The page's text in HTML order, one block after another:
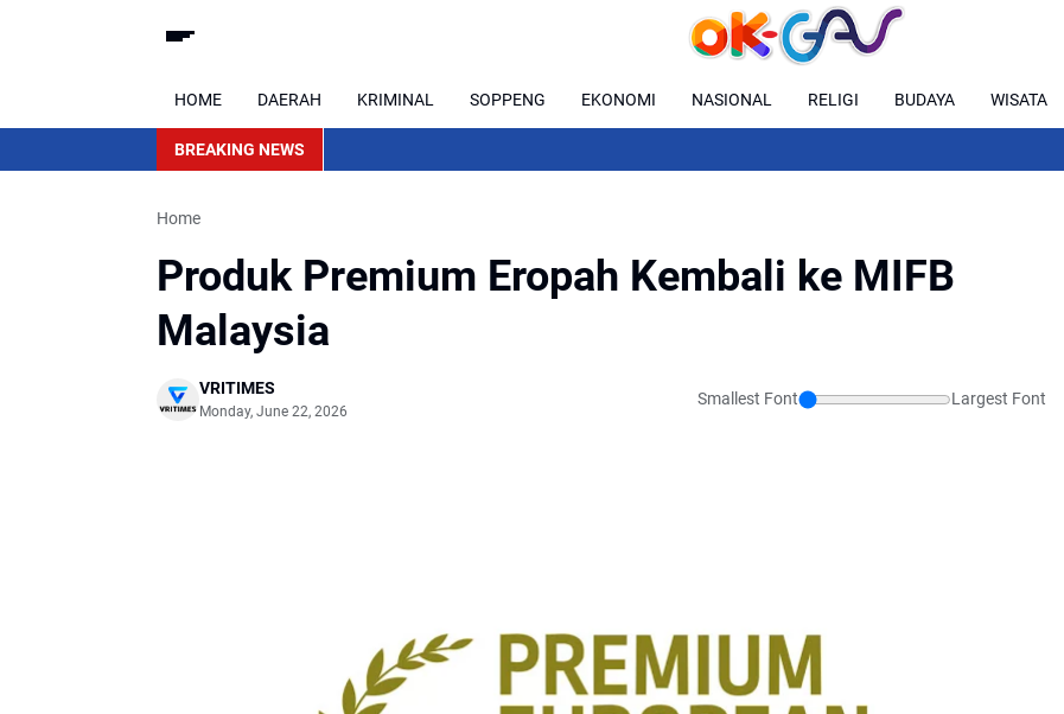
HOME DAERAH KRIMINAL SOPPENG EKONOMI NASIONAL RELIGI BUDAYA WISATA
BREAKING NEWS
Home
Produk Premium Eropah Kembali ke MIFB
Malaysia
VRITIMES
Monday, June 22, 2026
Smallest Font Largest Font